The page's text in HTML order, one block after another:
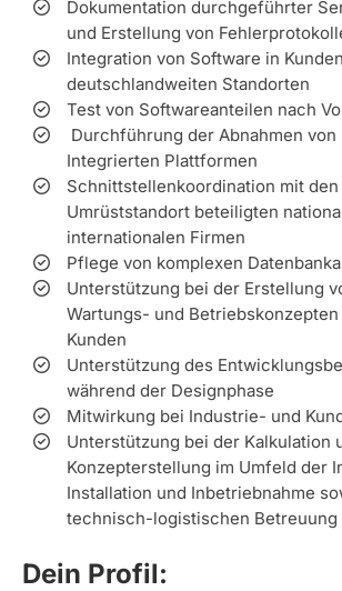
Dokumentation durchgeführter
und Erstellung von
Integration von Software in
deutschlandweiten Standorten
Test von Softwareanteilen nach
Durchführung der Abnahmen von
Integrierten Plattformen
Schnittstellenkoordination mit den
Umrüststandort beteiligten
internationalen Firmen
Pflege von komplexen
Unterstützung bei der Erstellung
Wartungs- und
Kunden
Unterstützung des
während der Designphase
Mitwirkung bei Industrie- und
Unterstützung bei der Kalkulation
Konzepterstellung im Umfeld der
Installation und Inbetriebnahme
technisch-logistischen Betreuung
Dein Profil: